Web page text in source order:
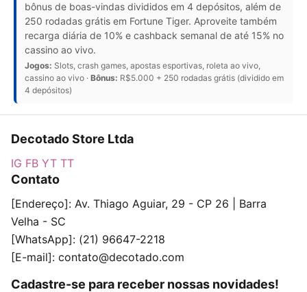
bônus de boas-vindas divididos em 4 depósitos, além de
250 rodadas grátis em Fortune Tiger. Aproveite também
recarga diária de 10% e cashback semanal de até 15% no
cassino ao vivo.
Jogos: Slots, crash games, apostas esportivas, roleta ao vivo,
cassino ao vivo · Bônus: R$5.000 + 250 rodadas grátis (dividido em
4 depósitos)
Decotado Store Ltda
IG FB YT TT
Contato
[Endereço]: Av. Thiago Aguiar, 29 - CP 26 | Barra
Velha - SC
[WhatsApp]: (21) 96647-2218
[E-mail]: contato@decotado.com
Cadastre-se para receber nossas novidades!